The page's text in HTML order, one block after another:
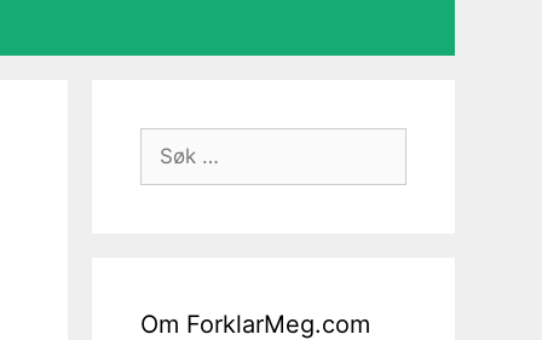
Søk
etter:
Om ForklarMeg.com